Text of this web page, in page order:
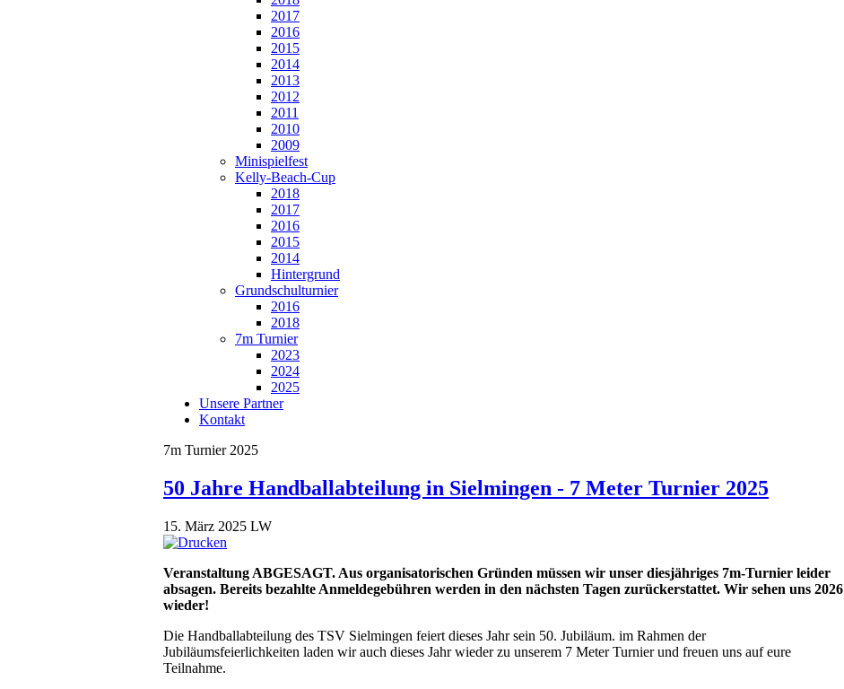
2017
2016
2015
2014
2013
2012
2011
2010
2009
Minispielfest
Kelly-Beach-Cup
2018
2017
2016
2015
2014
Hintergrund
Grundschulturnier
2016
2018
7m Turnier
2023
2024
2025
Unsere Partner
Kontakt
7m Turnier 2025
50 Jahre Handballabteilung in Sielmingen - 7 Meter Turnier 2025
15. März 2025 LW
Veranstaltung ABGESAGT. Aus organisatorischen Gründen müssen wir unser diesjähriges 7m-Turnier leider
absagen. Bereits bezahlte Anmeldegebühren werden in den nächsten Tagen zurückerstattet. Wir sehen uns 2026
wieder!
Die Handballabteilung des TSV Sielmingen feiert dieses Jahr sein 50. Jubiläum. im Rahmen der
Jubiläumsfeierlichkeiten laden wir auch dieses Jahr wieder zu unserem 7 Meter Turnier und freuen uns auf eure
Teilnahme.